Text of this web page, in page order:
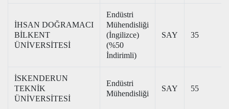
İHSAN DOĞRAMACI
BİLKENT
ÜNİVERSİTESİ
Endüstri
Mühendisliği
(İngilizce)
(%50
İndirimli)
SAY 35
İSKENDERUN
TEKNİK
ÜNİVERSİTESİ
Endüstri
Mühendisliği
SAY 55